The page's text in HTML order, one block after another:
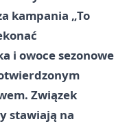
kampania „To
i owoce sezonowe
Związek
stawiają na